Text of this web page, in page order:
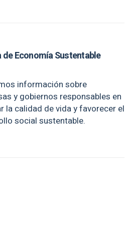
de Economía Sustentable
información sobre
y gobiernos responsables en
la calidad de vida y favorecer el
social sustentable.